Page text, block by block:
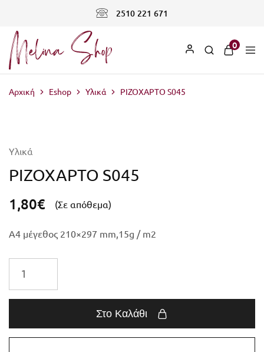
2510 221 671
0
Αρχική Eshop Υλικά ΡΙΖΟΧΑΡΤΟ S045
Υλικά
ΡΙΖΟΧΑΡΤΟ S045
1,80€ (Σε απόθεμα)
A4 μέγεθος 210×297 mm,15g / m2
Στο Καλάθι